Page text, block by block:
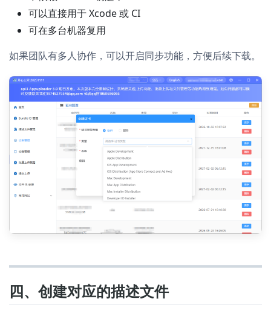
可以直接用于 Xcode 或 CI
可在多台机器复用
如果团队有多人协作，可以开启同步功能，方便后续下载。
四、创建对应的描述文件